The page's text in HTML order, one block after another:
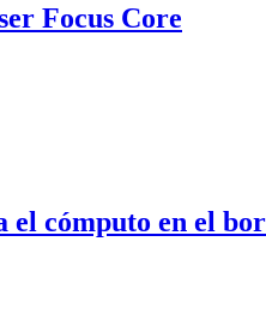
Focus Core
el cómputo en el